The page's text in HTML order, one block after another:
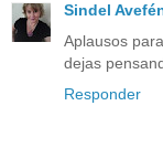
Sindel
Aplausos
dejas
Responder